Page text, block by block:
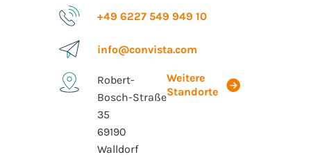
+49 6227 549 949 10
info@convista.com
Robert-
Bosch-Straße
35
69190
Walldorf
Weitere
Standorte